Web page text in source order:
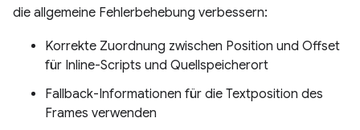
die allgemeine Fehlerbehebung verbessern:
Korrekte Zuordnung zwischen Position und Offset
für Inline-Scripts und Quellspeicherort
Fallback-Informationen für die Textposition des
Frames verwenden